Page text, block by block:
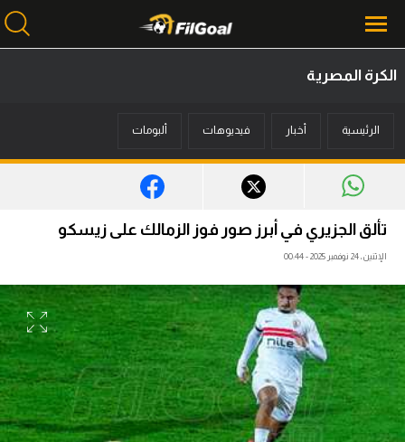
أخبار
ميركاتو
فانتازي في الجول
مسابقة التوقعات
فيديوهات
عدسات
آراء حرة
الكرة المصرية
الرئيسية أخبار فيديوهات ألبومات
تألق الجزيري في أبرز صور فوز الزمالك على زيسكو
الإثنين، 24 نوفمبر 2025 - 00:44